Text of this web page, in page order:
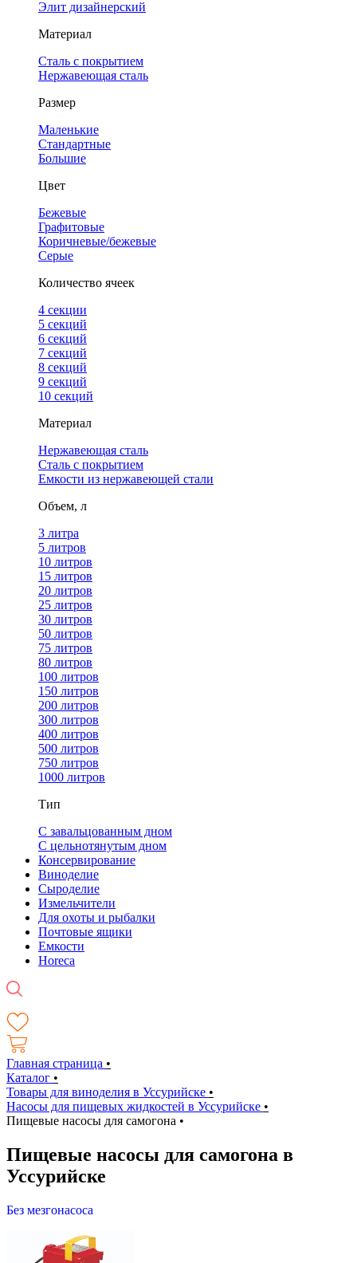
Элит дизайнерский
Материал
Сталь с покрытием
Нержавеющая сталь
Размер
Маленькие
Стандартные
Большие
Цвет
Бежевые
Графитовые
Коричневые/бежевые
Серые
Количество ячеек
4 cекции
5 секций
6 секций
7 секций
8 секций
9 секций
10 секций
Материал
Нержавеющая сталь
Сталь с покрытием
Емкости из нержавеющей стали
Объем, л
3 литра
5 литров
10 литров
15 литров
20 литров
25 литров
30 литров
50 литров
75 литров
80 литров
100 литров
150 литров
200 литров
300 литров
400 литров
500 литров
750 литров
1000 литров
Тип
С завальцованным дном
С цельнотянутым дном
Консервирование
Виноделие
Сыроделие
Измельчители
Для охоты и рыбалки
Почтовые ящики
Емкости
Horeca
Главная страница •
Каталог •
Товары для виноделия в Уссурийске •
Насосы для пищевых жидкостей в Уссурийске •
Пищевые насосы для самогона •
Пищевые насосы для самогона в
Уссурийске
Без мезгонасоса